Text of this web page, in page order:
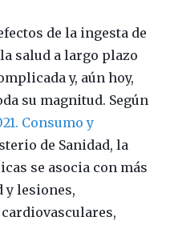
de la ingesta de
salud a largo plazo
y, aún hoy,
su magnitud. Según
Consumo y
de Sanidad, la
se asocia con más
y lesiones,